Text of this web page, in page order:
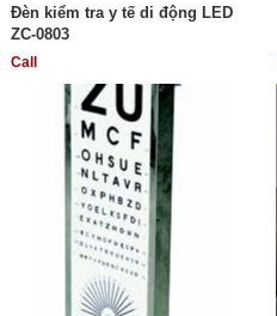
Đèn kiểm tra y tế di động LED
ZC-0803
Call